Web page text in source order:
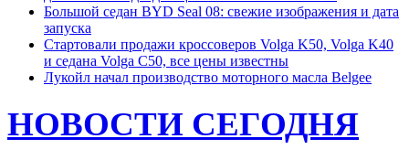
Большой седан BYD Seal 08: свежие изображения и дата
запуска
Стартовали продажи кроссоверов Volga K50, Volga K40
и седана Volga C50, все цены известны
Лукойл начал производство моторного масла Belgee
НОВОСТИ СЕГОДНЯ